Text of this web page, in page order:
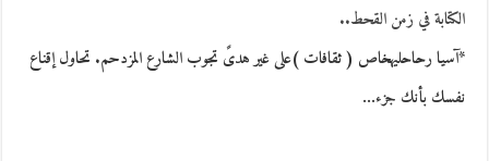
الكتابة في زمن القحط..
*آسيا رحاحليهخاص ( ثقافات )على غير هدىً تجوب الشارع المزدحم. تحاول إقناع
نفسك بأنك جزء…